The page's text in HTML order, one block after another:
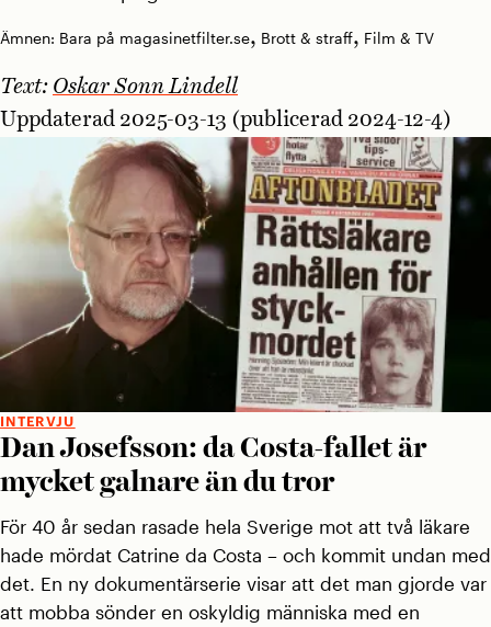
Ämnen: Bara på magasinetfilter.se, Brott & straff, Film & TV
Text: Oskar Sonn Lindell
Uppdaterad 2025-03-13 (publicerad 2024-12-4)
INTERVJU
Dan Josefsson: da Costa-fallet är
mycket galnare än du tror
För 40 år sedan rasade hela Sverige mot att två läkare
hade mördat Catrine da Costa – och kommit undan med
det. En ny dokumentärserie visar att det man gjorde var
att mobba sönder en oskyldig människa med en